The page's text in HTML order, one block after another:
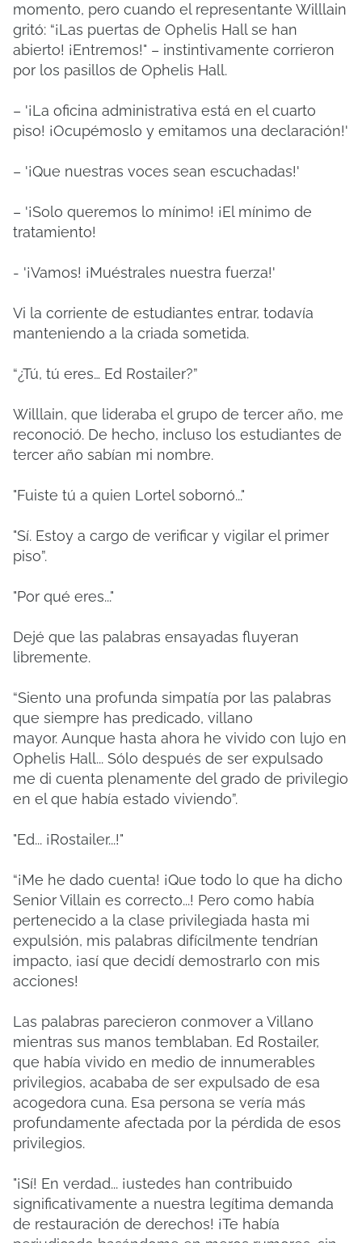
momento, pero cuando el representante Willlain
gritó: “¡Las puertas de Ophelis Hall se han
abierto! ¡Entremos!" – instintivamente corrieron
por los pasillos de Ophelis Hall.
– '¡La oficina administrativa está en el cuarto
piso! ¡Ocupémoslo y emitamos una declaración!'
– '¡Que nuestras voces sean escuchadas!'
– '¡Solo queremos lo mínimo! ¡El mínimo de
tratamiento!
- '¡Vamos! ¡Muéstrales nuestra fuerza!'
Vi la corriente de estudiantes entrar, todavía
manteniendo a la criada sometida.
“¿Tú, tú eres… Ed Rostailer?”
Willlain, que lideraba el grupo de tercer año, me
reconoció. De hecho, incluso los estudiantes de
tercer año sabían mi nombre.
"Fuiste tú a quien Lortel sobornó..."
"Sí. Estoy a cargo de verificar y vigilar el primer
piso”.
"Por qué eres..."
Dejé que las palabras ensayadas fluyeran
libremente.
“Siento una profunda simpatía por las palabras
que siempre has predicado, villano
mayor. Aunque hasta ahora he vivido con lujo en
Ophelis Hall... Sólo después de ser expulsado
me di cuenta plenamente del grado de privilegio
en el que había estado viviendo”.
"Ed... ¡Rostailer...!"
“¡Me he dado cuenta! ¡Que todo lo que ha dicho
Senior Villain es correcto...! Pero como había
pertenecido a la clase privilegiada hasta mi
expulsión, mis palabras difícilmente tendrían
impacto, ¡así que decidí demostrarlo con mis
acciones!
Las palabras parecieron conmover a Villano
mientras sus manos temblaban. Ed Rostailer,
que había vivido en medio de innumerables
privilegios, acababa de ser expulsado de esa
acogedora cuna. Esa persona se vería más
profundamente afectada por la pérdida de esos
privilegios.
"¡Sí! En verdad... ¡ustedes han contribuido
significativamente a nuestra legítima demanda
de restauración de derechos! ¡Te había